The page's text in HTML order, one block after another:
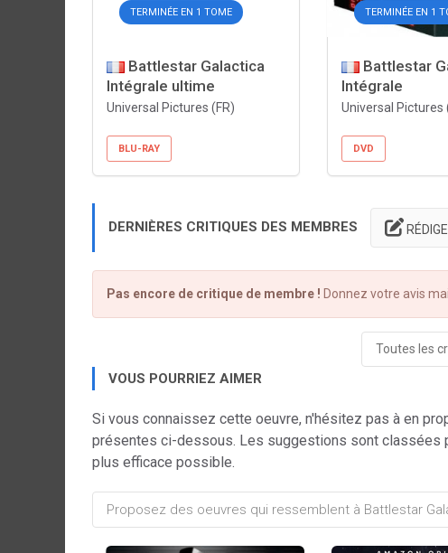
TERMINÉE EN 1 TOME
Battlestar Galactica
Intégrale ultime
Universal Pictures (FR)
BLU-RAY
TERMINÉE EN 1
Battlestar
Intégrale
Universal Pictures
DVD
DERNIÈRES CRITIQUES DES MEMBRES
Pas encore de critique de membre ! Donnez votre avis
Toutes les
VOUS POURRIEZ AIMER
Si vous connaissez cette oeuvre, n'hésitez pas à en
présentes ci-dessous. Les suggestions sont classées
plus efficace possible.